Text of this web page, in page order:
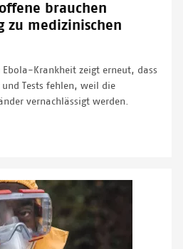
brauchen
zu medizinischen
Ebola-Krankheit zeigt erneut, dass
Tests fehlen, weil die
vernachlässigt werden.